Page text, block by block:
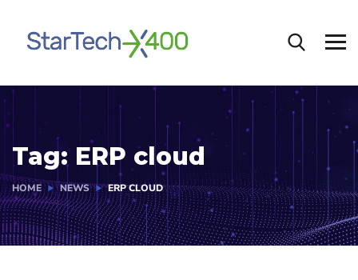
Tag: ERP cloud
HOME NEWS ERP CLOUD